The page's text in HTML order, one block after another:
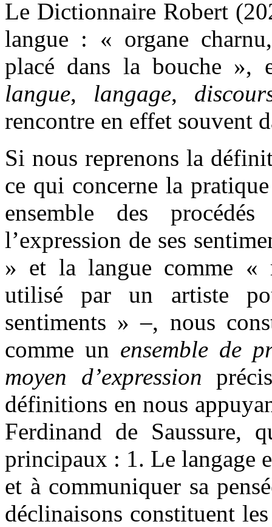
Le Dictionnaire Robert
langue : « organe
placé dans la bouche »,
langue, langage,
rencontre en effet souvent
Si nous reprenons la
ce qui concerne la
ensemble des
l’expression de ses
» et la langue comme «
utilisé par un artiste
sentiments » –, nous
comme un ensemble de
moyen d’expression
définitions en nous
Ferdinand de Saussure,
principaux : 1. Le langage
et à communiquer sa
déclinaisons constituent